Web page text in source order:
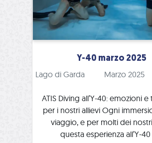
Y-40 marzo 2025
Lago di Garda Marzo 2025
ATIS Diving all’Y-40: emozioni
per i nostri allievi Ogni
viaggio, e per molti dei
questa esperienza all’Y-